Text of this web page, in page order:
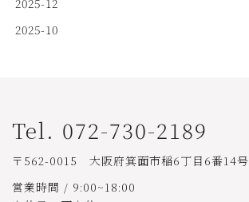
2025-12
2025-10
Tel. 072-730-2189
〒562-0015 大阪府箕面市稲6丁目6番14号
営業時間 / 9:00~18:00